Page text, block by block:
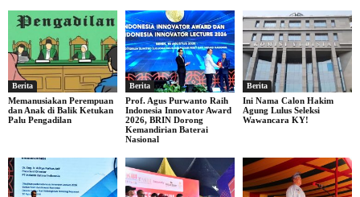
Berita
Memanusiakan Perempuan
dan Anak di Balik Ketukan
Palu Pengadilan
Berita
Prof. Agus Purwanto Raih
Indonesia Innovator Award
2026, BRIN Dorong
Kemandirian Baterai
Nasional
Berita
Ini Nama Calon Hakim
Agung Lulus Seleksi
Wawancara KY!